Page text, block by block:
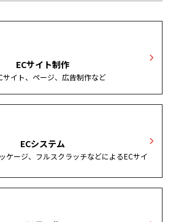
ECサイト制作
サイト、ページ、広告制作など
ECシステム
ケージ、フルスクラッチなどによるECサイ